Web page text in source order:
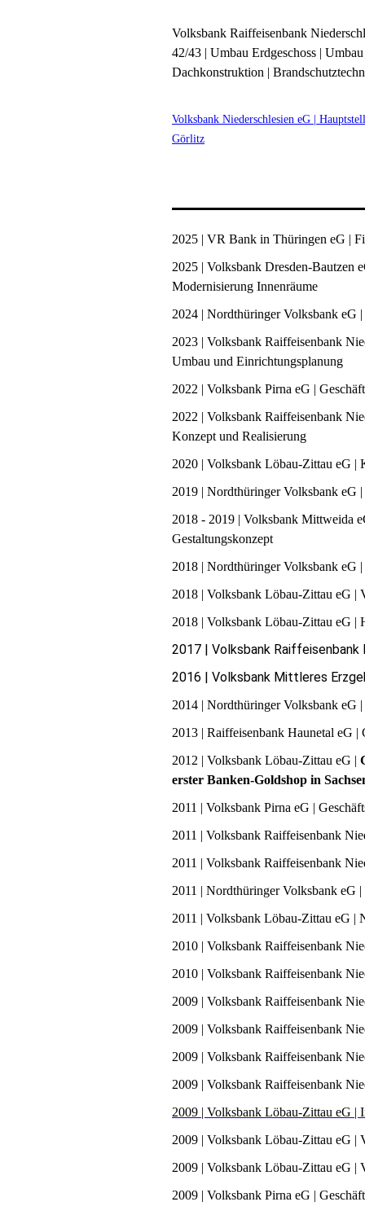
Volksbank Raiffeisenbank
42/43 | Umbau Erdgeschoss |
Dachkonstruktion |
Volksbank Niederschlesien eG |
Görlitz
2025 | VR Bank in Thüringen eG |
2025 | Volksbank Dresden-Bautzen
Modernisierung Innenräume
2024 | Nordthüringer Volksbank eG
2023 | Volksbank Raiffeisenbank
Umbau und Einrichtungsplanung
2022 | Volksbank Pirna eG |
2022 | Volksbank Raiffeisenbank
Konzept und Realisierung
2020 | Volksbank Löbau-Zittau eG |
2019 | Nordthüringer Volksbank eG
2018 - 2019 | Volksbank Mittweida
Gestaltungskonzept
2018 | Nordthüringer Volksbank eG
2018 | Volksbank Löbau-Zittau eG
2018 | Volksbank Löbau-Zittau eG |
2017 | Volksbank Raiffeisenbank
2016 | Volksbank Mittleres
2014 | Nordthüringer Volksbank eG
2013 | Raiffeisenbank Haunetal eG |
2012 | Volksbank Löbau-Zittau eG |
erster Banken-Goldshop in
2011 | Volksbank Pirna eG |
2011 | Volksbank Raiffeisenbank
2011 | Volksbank Raiffeisenbank
2011 | Nordthüringer Volksbank eG
2011 | Volksbank Löbau-Zittau eG |
2010 | Volksbank Raiffeisenbank
2010 | Volksbank Raiffeisenbank
2009 | Volksbank Raiffeisenbank
2009 | Volksbank Raiffeisenbank
2009 | Volksbank Raiffeisenbank
2009 | Volksbank Raiffeisenbank
2009 | Volksbank Löbau-Zittau eG |
2009 | Volksbank Löbau-Zittau eG |
2009 | Volksbank Löbau-Zittau eG
2009 | Volksbank Pirna eG |